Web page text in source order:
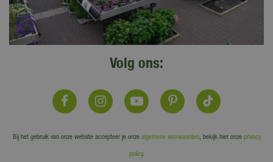
Volg ons:
Bij het gebruik van onze website accepteer je onze algemene voorwaarden, bekijk hier onze privacy
policy.